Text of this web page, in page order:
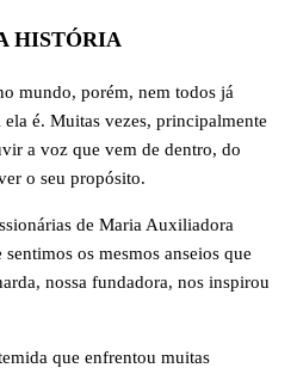
HISTÓRIA
mundo, porém, nem todos já
é. Muitas vezes, principalmente
a voz que vem de dentro, do
o seu propósito.
de Maria Auxiliadora
os mesmos anseios que
nossa fundadora, nos inspirou
que enfrentou muitas